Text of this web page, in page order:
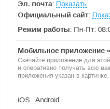
Эл. почта: Показать
Официальный сайт:
Режим работы: Пн-Пт:
Мобильное приложение
Скачайте приложение для
и оперативно получать всю
приложения указан в картинке.
iOS Android